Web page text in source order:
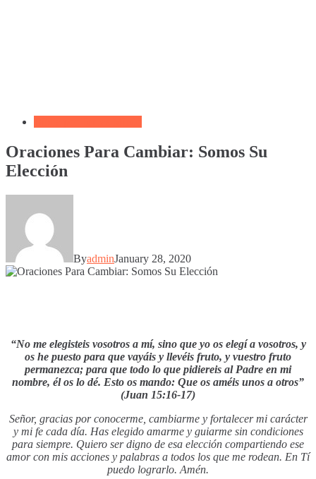
Oraciones Para Cambiar: Somos Su
Elección
ByadminJanuary 28, 2020
“No me elegisteis vosotros a mí, sino que yo os elegí a vosotros, y
os he puesto para que vayáis y llevéis fruto, y vuestro fruto
permanezca; para que todo lo que pidiereis al Padre en mi
nombre, él os lo dé. Esto os mando: Que os améis unos a otros”
(Juan 15:16-17)
Señor, gracias por conocerme, cambiarme y fortalecer mi carácter
y mi fe cada día. Has elegido amarme y guiarme sin condiciones
para siempre. Quiero ser digno de esa elección compartiendo ese
amor con mis acciones y palabras a todos los que me rodean. En Tí
puedo lograrlo. Amén.